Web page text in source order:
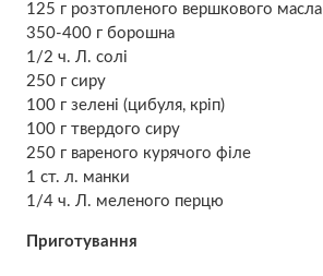
125 г розтопленого вершкового масла
350-400 г борошна
1/2 ч. Л. солі
250 г сиру
100 г зелені (цибуля, кріп)
100 г твердого сиру
250 г вареного курячого філе
1 ст. л. манки
1/4 ч. Л. меленого перцю
Приготування